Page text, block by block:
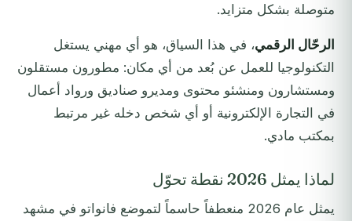
متوصلة بشكل متزايد.
الرحّال الرقمي، في هذا السياق، هو أي مهني يستغل
التكنولوجيا للعمل عن بُعد من أي مكان: مطورون مستقلون
ومستشارون ومنشئو محتوى ومديرو صناديق ورواد أعمال
في التجارة الإلكترونية أو أي شخص دخله غير مرتبط
بمكتب مادي.
لماذا يمثل 2026 نقطة تحوّل
يمثل عام 2026 منعطفاً حاسماً لتموضع فانواتو في مشهد